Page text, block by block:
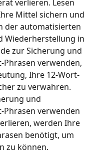
verlieren. Lesen
Mittel sichern und
der automatisierten
Wiederherstellung in
zur Sicherung und
verwenden,
Ihre 12-Wort-
zu verwahren.
und
verwenden
werden Ihre
benötigt, um
zu können.